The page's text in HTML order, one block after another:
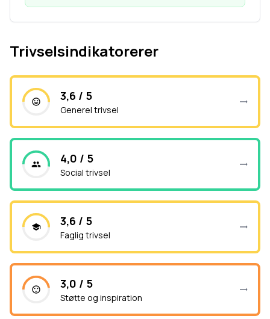
Trivselsindikatorerer
3,6 / 5
Generel trivsel
4,0 / 5
Social trivsel
3,6 / 5
Faglig trivsel
3,0 / 5
Støtte og inspiration